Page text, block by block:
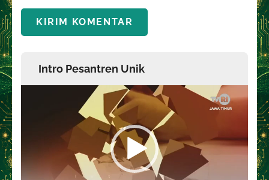
Intro Pesantren Unik